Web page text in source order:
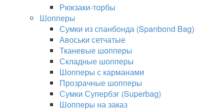
Рюкзаки-торбы
Шопперы
Сумки из спанбонда (Spanbond Bag)
Авоськи сетчатые
Тканевые шопперы
Складные шопперы
Шопперы с карманами
Прозрачные шопперы
Сумки Супербэг (Superbag)
Шопперы на заказ